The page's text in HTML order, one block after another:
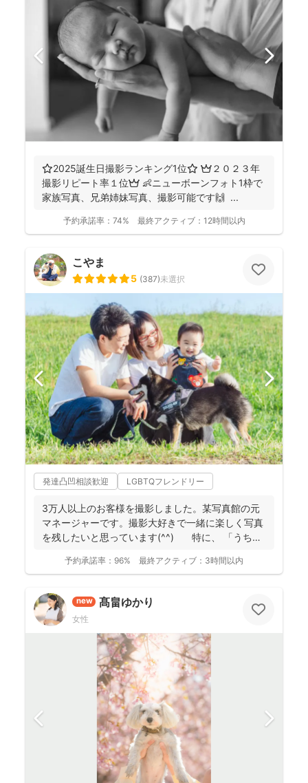
⭐️2025誕生日撮影ランキング1位⭐️ 👑２０２３年
撮影リピート率１位👑 👶ニューボーンフォト1枠で
家族写真、兄弟姉妹写真、撮影可能です🙌 ...
予約承諾率： 74% 最終アクティブ： 12時間以内
こやま
5 (387)未選択
発達凸凹相談歓迎 LGBTQフレンドリー
3万人以上のお客様を撮影しました。某写真館の元
マネージャーです。撮影大好きで一緒に楽しく写真
を残したいと思っています(^^) 特に、 「うち
予約承諾率： 96% 最終アクティブ： 3時間以内
new 髙畠ゆかり
女性